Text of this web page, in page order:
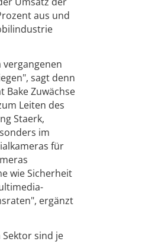
aus und
sagt denn
Bake Zuwächse
Leiten des
Staerk,
im
für
wie Sicherheit
ergänzt
sind je